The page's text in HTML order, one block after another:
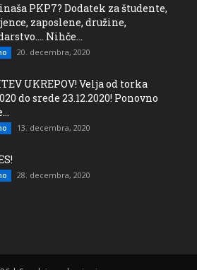
PKP7? Dodatek za študente,
zaposlene, družine,
Nihče...
20. decembra, 2020
UKREPOV! Velja od torka
do srede 23.12.2020! Ponovno
13. decembra, 2020
28. decembra, 2020